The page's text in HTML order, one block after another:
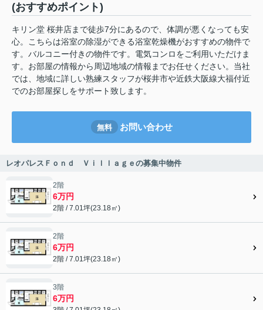
(おすすめポイント)
キリン堂 桜井店まで徒歩7分にあるので、体調が悪くなっても安
心。こちらは浴室の除湿ができる浴室乾燥機がおすすめの物件で
す。バルコニー付きの物件です。電気コンロをご利用いただけま
す。お部屋の情報から周辺地域の情報までお任せください。当社
では、地域に詳しい熟練スタッフが桜井市や近鉄大阪線大福付近
でのお部屋探しをサポート致します。
無料 お問い合わせ
レオパレスＦｏｎｄ Ｖｉｌｌａｇｅの募集中物件
2階
6万円
2階 / 7.01坪(23.18㎡)
2階
6万円
2階 / 7.01坪(23.18㎡)
3階
6万円